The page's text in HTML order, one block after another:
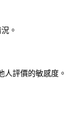
。
人評價的敏感度。